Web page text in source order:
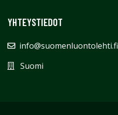
YHTEYSTIEDOT
info@suomenluontolehti.fi
Suomi